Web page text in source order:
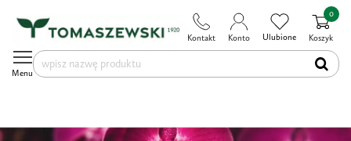
Kontakt Konto Ulubione Koszyk
0
Menu